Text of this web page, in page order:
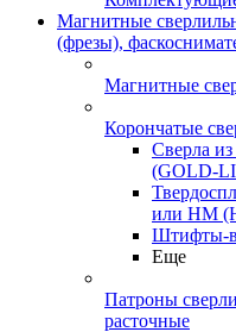
Магнитные
(фрезы),
Магнитные
Корончатые
Сверла
(GOLD-
или HM
Штифты-
Еще
Патроны
расточные